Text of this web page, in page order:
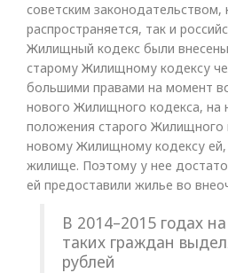
советским законодательством,
распространяется, так и
Жилищный кодекс были внесены
старому Жилищному кодексу
большими правами на момент
нового Жилищного кодекса, на
положения старого
новому Жилищному кодексу ей,
жилище. Поэтому у нее
ей предоставили жилье во
В 2014–2015 годах
таких граждан
рублей